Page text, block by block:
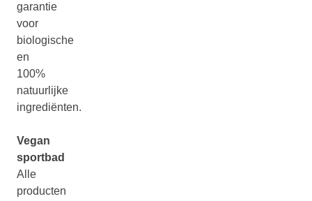
garantie
voor
biologische
en
100%
natuurlijke
ingrediënten.
Vegan
sportbad
Alle
producten